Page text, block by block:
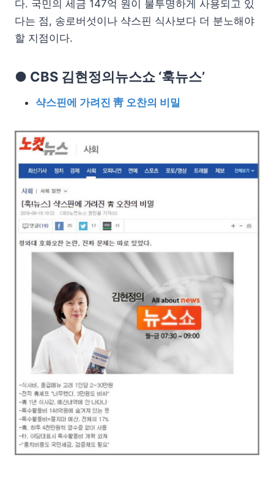
다. 국민의 세금 147억 원이 불투명하게 사용되고 있
다는 점, 송로버섯이나 샥스핀 식사보다 더 분노해야
할 지점이다.
● CBS 김현정의뉴스쇼 ‘훅뉴스’
샥스핀에 가려진 靑 오찬의 비밀